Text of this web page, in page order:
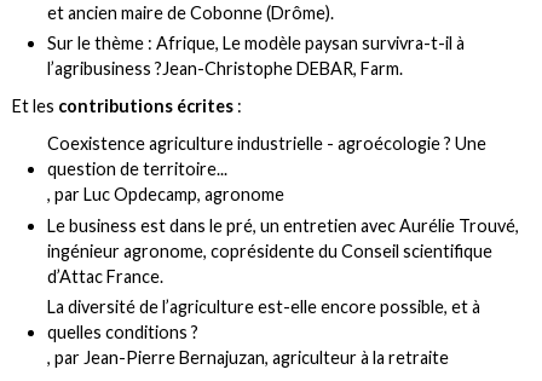
et ancien maire de Cobonne (Drôme).
Sur le thème : Afrique, Le modèle paysan survivra-t-il à
l’agribusiness ?Jean-Christophe DEBAR, Farm.
Et les contributions écrites :
Coexistence agriculture industrielle - agroécologie ? Une
question de territoire...
, par Luc Opdecamp, agronome
Le business est dans le pré, un entretien avec Aurélie Trouvé,
ingénieur agronome, coprésidente du Conseil scientifique
d’Attac France.
La diversité de l’agriculture est-elle encore possible, et à
quelles conditions ?
, par Jean-Pierre Bernajuzan, agriculteur à la retraite